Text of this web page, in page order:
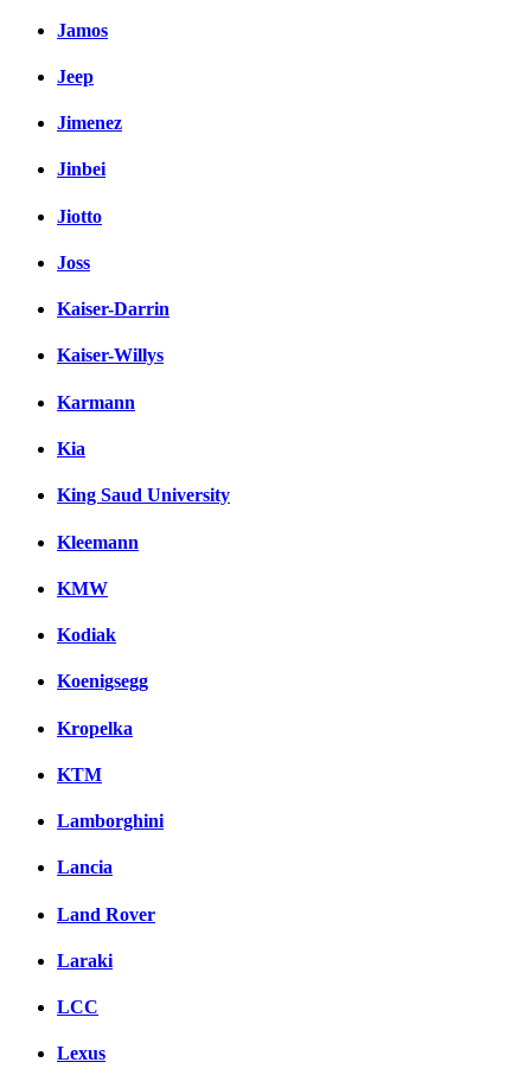
Jamos
Jeep
Jimenez
Jinbei
Jiotto
Joss
Kaiser-Darrin
Kaiser-Willys
Karmann
Kia
King Saud University
Kleemann
KMW
Kodiak
Koenigsegg
Kropelka
KTM
Lamborghini
Lancia
Land Rover
Laraki
LCC
Lexus